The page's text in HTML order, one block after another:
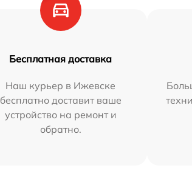
Бесплатная доставка
Наш курьер в Ижевске
бесплатно доставит ваше
устройство на ремонт и
обратно.